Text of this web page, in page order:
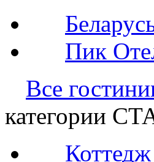
Пик
Все
категории